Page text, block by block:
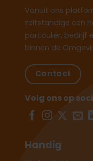
Vanuit ons
zelfstandige een
particulier, bedrijf
binnen de
Contact
Volg ons op
Handig